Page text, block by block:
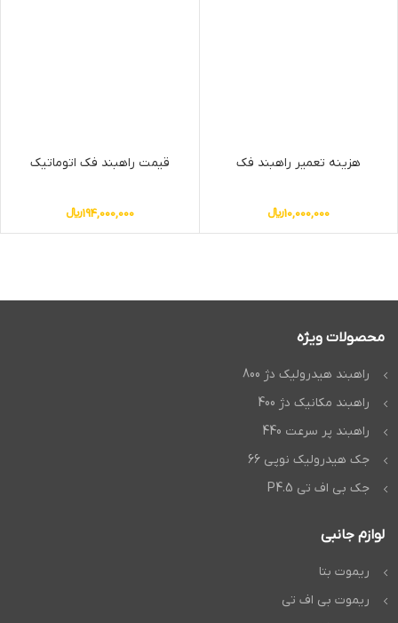
هزینه تعمیر راهبند فک
10,000,000﷼
قیمت راهبند فک اتوماتیک
194,000,000﷼
محصولات ویژه
راهبند هیدرولیک دژ 800
راهبند مکانیک دژ 400
راهبند پر سرعت 440
جک هیدرولیک نوپی 66
جک بی اف تی P4.5
لوازم جانبی
ریموت بتا
ریموت بی اف تی